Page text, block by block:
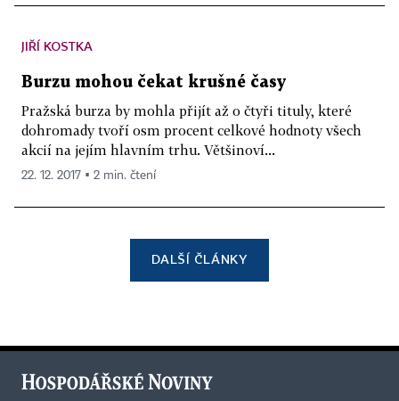
JIŘÍ KOSTKA
Burzu mohou čekat krušné časy
Pražská burza by mohla přijít až o čtyři tituly, které
dohromady tvoří osm procent celkové hodnoty všech
akcií na jejím hlavním trhu. Většinoví...
22. 12. 2017 ▪ 2 min. čtení
DALŠÍ ČLÁNKY